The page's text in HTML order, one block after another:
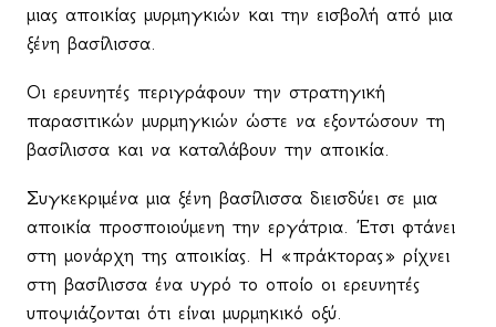
μιας αποικίας μυρμηγκιών και την εισβολή από μια
ξένη βασίλισσα.
Οι ερευνητές περιγράφουν την στρατηγική
παρασιτικών μυρμηγκιών ώστε να εξοντώσουν τη
βασίλισσα και να καταλάβουν την αποικία.
Συγκεκριμένα μια ξένη βασίλισσα διεισδύει σε μια
αποικία προσποιούμενη την εργάτρια. Έτσι φτάνει
στη μονάρχη της αποικίας. Η «πράκτορας» ρίχνει
στη βασίλισσα ένα υγρό το οποίο οι ερευνητές
υποψιάζονται ότι είναι μυρμηκικό οξύ.